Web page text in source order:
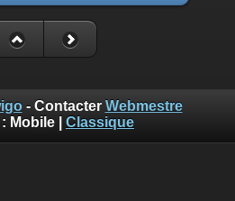
- Contacter Webmestre
Mobile
Classique